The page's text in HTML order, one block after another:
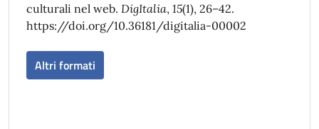
culturali nel web. DigItalia, 15(1), 26–42.
https://doi.org/10.36181/digitalia-00002
Altri formati